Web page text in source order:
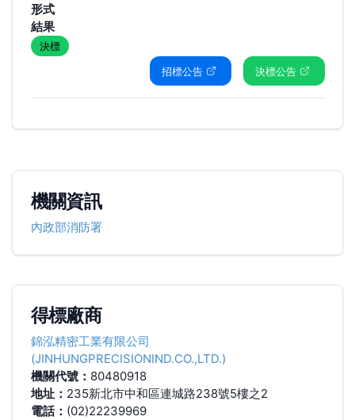
形式
結果
決標
招標公告
決標公告
機關資訊
內政部消防署
得標廠商
錦泓精密工業有限公司
(JINHUNGPRECISIONIND.CO.,LTD.)
機關代號： 80480918
地址： 235新北市中和區連城路238號5樓之2
電話： (02)22239969